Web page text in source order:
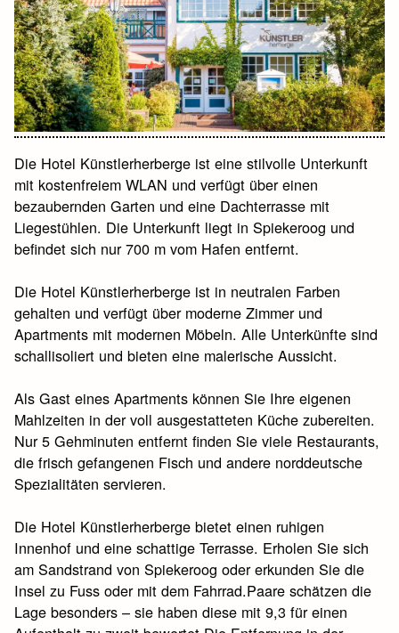
Die Hotel Künstlerherberge ist eine stilvolle Unterkunft
mit kostenfreiem WLAN und verfügt über einen
bezaubernden Garten und eine Dachterrasse mit
Liegestühlen. Die Unterkunft liegt in Spiekeroog und
befindet sich nur 700 m vom Hafen entfernt.
Die Hotel Künstlerherberge ist in neutralen Farben
gehalten und verfügt über moderne Zimmer und
Apartments mit modernen Möbeln. Alle Unterkünfte sind
schallisoliert und bieten eine malerische Aussicht.
Als Gast eines Apartments können Sie Ihre eigenen
Mahlzeiten in der voll ausgestatteten Küche zubereiten.
Nur 5 Gehminuten entfernt finden Sie viele Restaurants,
die frisch gefangenen Fisch und andere norddeutsche
Spezialitäten servieren.
Die Hotel Künstlerherberge bietet einen ruhigen
Innenhof und eine schattige Terrasse. Erholen Sie sich
am Sandstrand von Spiekeroog oder erkunden Sie die
Insel zu Fuss oder mit dem Fahrrad.Paare schätzen die
Lage besonders – sie haben diese mit 9,3 für einen